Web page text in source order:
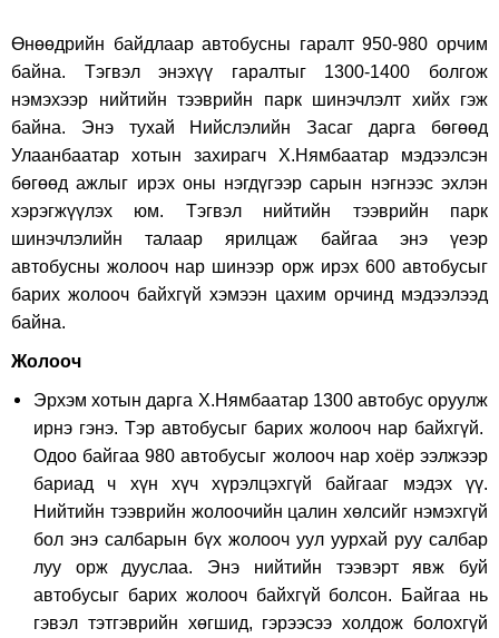
Өнөөдрийн байдлаар автобусны гаралт 950-980 орчим
байна. Тэгвэл энэхүү гаралтыг 1300-1400 болгож
нэмэхээр нийтийн тээврийн парк шинэчлэлт хийх гэж
байна. Энэ тухай Нийслэлийн Засаг дарга бөгөөд
Улаанбаатар хотын захирагч Х.Нямбаатар мэдээлсэн
бөгөөд ажлыг ирэх оны нэгдүгээр сарын нэгнээс эхлэн
хэрэгжүүлэх юм. Тэгвэл нийтийн тээврийн парк
шинэчлэлийн талаар ярилцаж байгаа энэ үеэр
автобусны жолооч нар шинээр орж ирэх 600 автобусыг
барих жолооч байхгүй хэмээн цахим орчинд мэдээлээд
байна.
Жолооч
Эрхэм хотын дарга Х.Нямбаатар 1300 автобус оруулж
ирнэ гэнэ. Тэр автобусыг барих жолооч нар байхгүй.
Одоо байгаа 980 автобусыг жолооч нар хоёр ээлжээр
бариад ч хүн хүч хүрэлцэхгүй байгааг мэдэх үү.
Нийтийн тээврийн жолоочийн цалин хөлсийг нэмэхгүй
бол энэ салбарын бүх жолооч уул уурхай руу салбар
луу орж дууслаа. Энэ нийтийн тээвэрт явж буй
автобусыг барих жолооч байхгүй болсон. Байгаа нь
гэвэл тэтгэврийн хөгшид, гэрээсээ холдож болохгүй